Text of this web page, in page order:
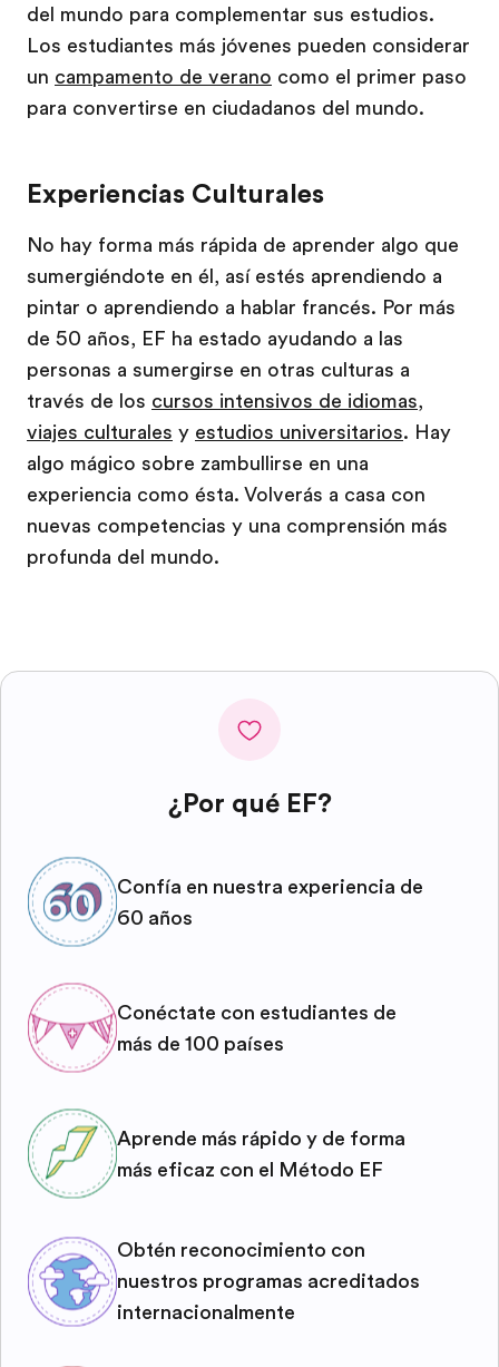
del mundo para complementar sus estudios.
Los estudiantes más jóvenes pueden considerar
un campamento de verano como el primer paso
para convertirse en ciudadanos del mundo.
Experiencias Culturales
No hay forma más rápida de aprender algo que
sumergiéndote en él, así estés aprendiendo a
pintar o aprendiendo a hablar francés. Por más
de 50 años, EF ha estado ayudando a las
personas a sumergirse en otras culturas a
través de los cursos intensivos de idiomas,
viajes culturales y estudios universitarios. Hay
algo mágico sobre zambullirse en una
experiencia como ésta. Volverás a casa con
nuevas competencias y una comprensión más
profunda del mundo.
¿Por qué EF?
Confía en nuestra experiencia de
60 años
Conéctate con estudiantes de
más de 100 países
Aprende más rápido y de forma
más eficaz con el Método EF
Obtén reconocimiento con
nuestros programas acreditados
internacionalmente